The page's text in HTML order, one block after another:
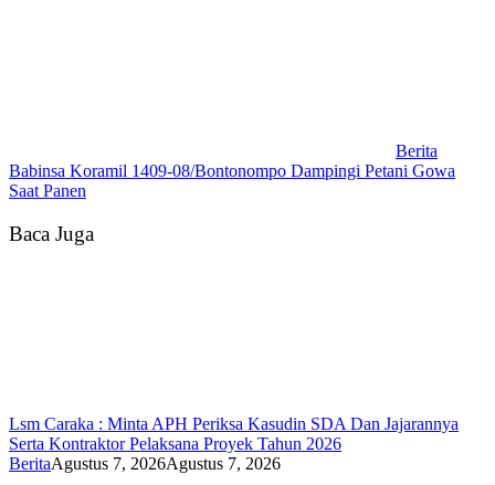
Berita
Babinsa Koramil 1409-08/Bontonompo Dampingi Petani Gowa
Saat Panen
Baca Juga
Lsm Caraka : Minta APH Periksa Kasudin SDA Dan Jajarannya
Serta Kontraktor Pelaksana Proyek Tahun 2026
BeritaAgustus 7, 2026Agustus 7, 2026